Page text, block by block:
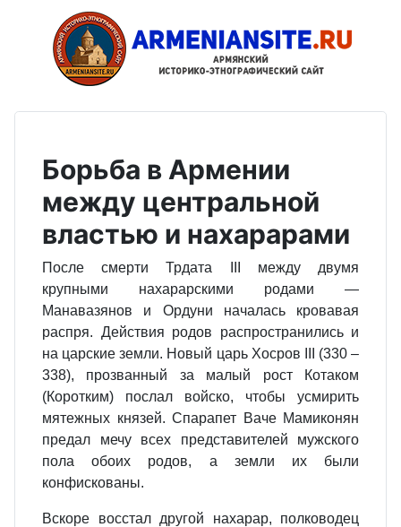
Борьба в Армении
между центральной
властью и нахарарами
После смерти Трдата III между двумя
крупными нахарарскими родами —
Манавазянов и Ордуни началась кровавая
распря. Действия родов распространились и
на царские земли. Новый царь Хосров III (330 –
338), прозванный за малый рост Котаком
(Коротким) послал войско, чтобы усмирить
мятежных князей. Спарапет Ваче Мамиконян
предал мечу всех представителей мужского
пола обоих родов, а земли их были
конфискованы.
Вскоре восстал другой нахарар, полководец